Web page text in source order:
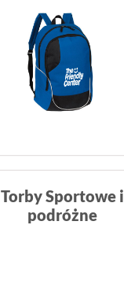
Torby Sportowe i
podróżne